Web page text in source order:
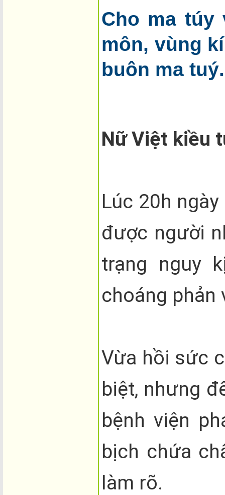
Cho ma túy
môn, vùng
buôn ma tuý.
Nữ Việt kiều
Lúc 20h
được người
trạng nguy
choáng phản
Vừa hồi sức
biệt, nhưng
bệnh viện
bịch chứa
làm rõ.